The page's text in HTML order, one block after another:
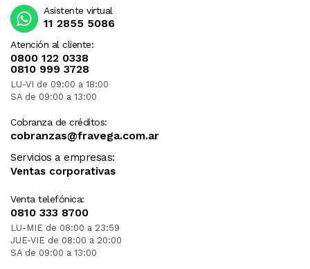
Atención al cliente:
0800 122 0338
0810 999 3728
LU-VI de 09:00 a 18:00
SA de 09:00 a 13:00
Cobranza de créditos:
cobranzas@fravega.com.ar
Servicios a empresas:
Ventas corporativas
Venta telefónica:
0810 333 8700
LU-MIE de 08:00 a 23:59
JUE-VIE de 08:00 a 20:00
SA de 09:00 a 13:00
Asistente virtual
11 2855 5086